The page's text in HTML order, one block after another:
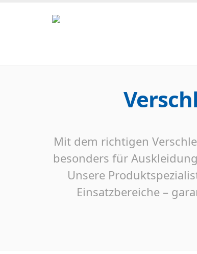
Mit dem richtigen
besonders für
Unsere
Einsatzbereiche –